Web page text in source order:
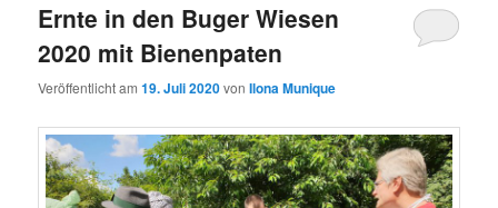
Ernte in den Buger Wiesen
2020 mit Bienenpaten
Veröffentlicht am19. Juli 2020vonIlona Munique